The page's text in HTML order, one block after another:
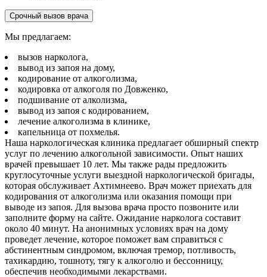
Срочный вызов врача
Мы предлагаем:
вызов нарколога,
вывод из запоя на дому,
кодирование от алкоголизма,
кодировка от алкоголя по Довженко,
подшивание от алколизма,
вывод из запоя с кодированием,
лечение алкоголизма в клинике,
капельница от похмелья.
Наша наркологическая клиника предлагает обширный спектр
услуг по лечению алкогольной зависимости. Опыт наших
врачей превышает 10 лет. Мы также рады предложить
круглосуточные услуги выездной наркологической бригады,
которая обслуживает Ахтимнеево. Врач может приехать для
кодирования от алкоголизма или оказания помощи при
выводе из запоя. Для вызова врача просто позвоните или
заполните форму на сайте. Ожидание нарколога составит
около 40 минут. На анонимных условиях врач на дому
проведет лечение, которое поможет вам справиться с
абстинентным синдромом, включая тремор, потливость,
тахикардию, тошноту, тягу к алкоголю и бессонницу,
обеспечив необходимыми лекарствами.